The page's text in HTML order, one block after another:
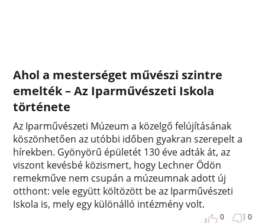
Ahol a mesterséget művészi szintre
emelték – Az Iparművészeti Iskola
története
Az Iparművészeti Múzeum a közelgő felújításának
köszönhetően az utóbbi időben gyakran szerepelt a
hírekben. Gyönyörű épületét 130 éve adták át, az
viszont kevésbé közismert, hogy Lechner Ödön
remekműve nem csupán a múzeumnak adott új
otthont: vele együtt költözött be az Iparművészeti
Iskola is, mely egy különálló intézmény volt.
0 0